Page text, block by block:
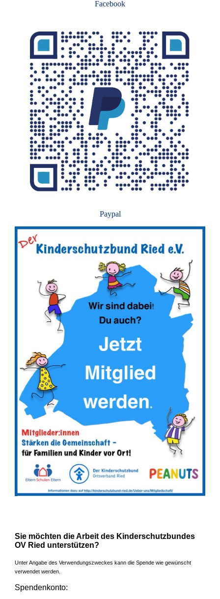
Facebook
Paypal
Sie möchten die Arbeit des Kinderschutzbundes
OV Ried unterstützen?
Unter Angabe des Verwendungszweckes kann die Spende wie gewünscht
verwendet werden.
Spendenkonto: